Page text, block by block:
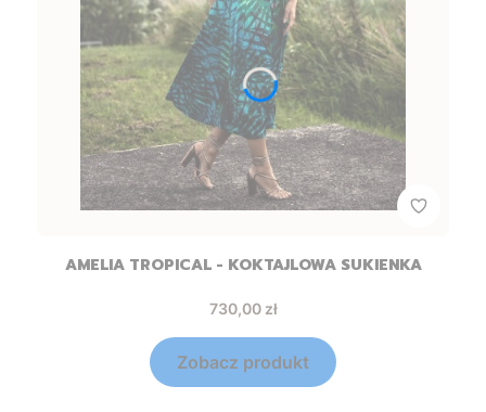
AMELIA TROPICAL - KOKTAJLOWA SUKIENKA
Cena
730,00 zł
Zobacz produkt